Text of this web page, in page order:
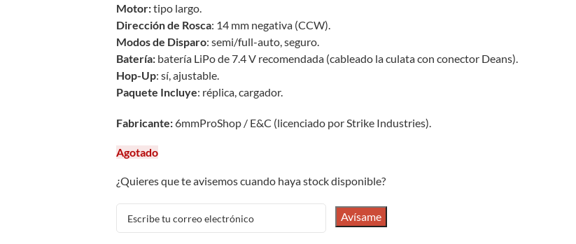
Motor:tipo largo.
Dirección de Rosca: 14 mm negativa (CCW).
Modos de Disparo: semi/full-auto, seguro.
Batería: batería LiPo de 7.4 V recomendada (cableado la culata con conector Deans).
Hop-Up: sí, ajustable.
Paquete Incluye: réplica, cargador.
Fabricante:6mmProShop / E&C (licenciado por Strike Industries).
Agotado
¿Quieres que te avisemos cuando haya stock disponible?
Avísame